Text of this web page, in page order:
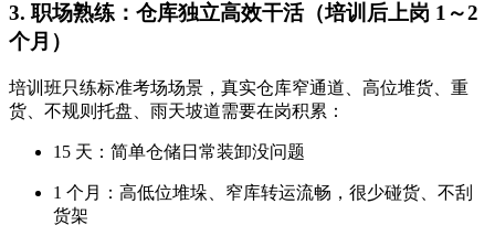
3. 职场熟练：仓库独立高效干活（培训后上岗 1～2
个月）
培训班只练标准考场场景，真实仓库窄通道、高位堆货、重
货、不规则托盘、雨天坡道需要在岗积累：
15 天：简单仓储日常装卸没问题
1 个月：高低位堆垛、窄库转运流畅，很少碰货、不刮
货架